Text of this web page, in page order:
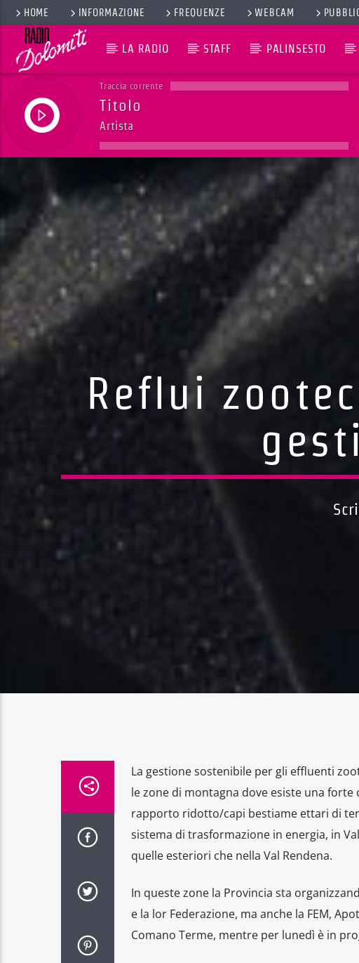
HOME INFORMAZIONE FREQUENZE WEBCAM
LA RADIO STAFF PALINSESTO
Traccia corrente
Titolo
Artista
Reflui
La gestione sostenibile per gli effluenti
le zone di montagna dove esiste una
rapporto ridotto/capi bestiame ettari di
sistema di trasformazione in energia, in
quelle esteriori che nella Val Rendena.
In queste zone la Provincia sta
e la lor Federazione, ma anche la FEM,
Comano Terme, mentre per lunedì è in